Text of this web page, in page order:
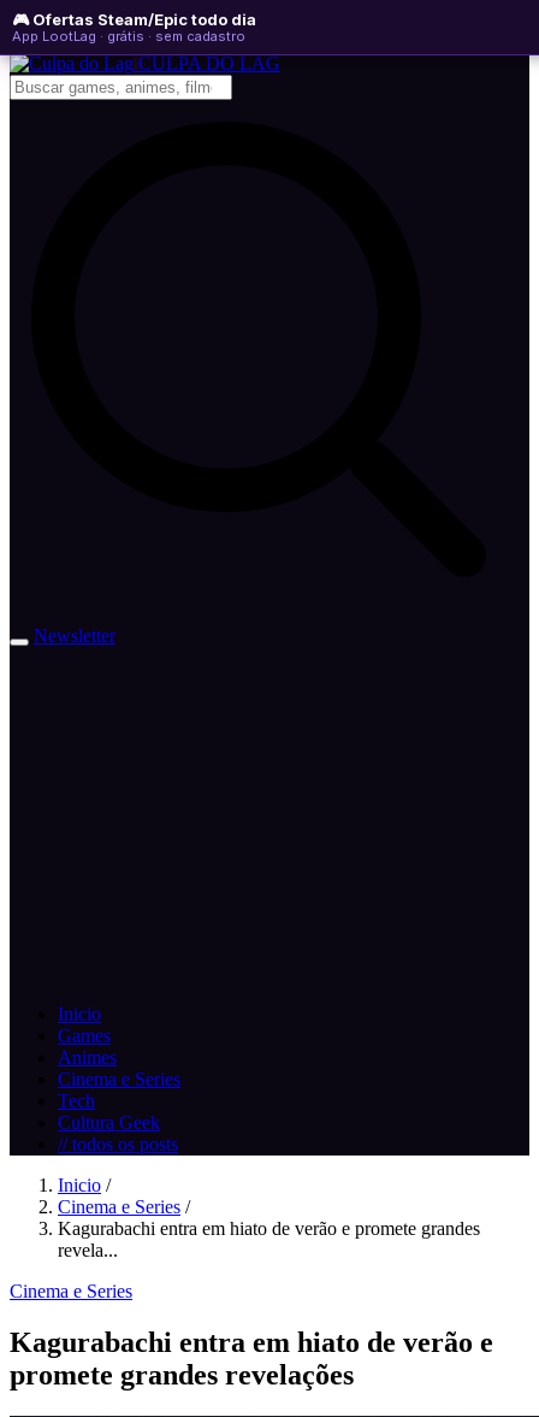
🎮 Ofertas Steam/Epic todo dia
App LootLag · grátis · sem cadastro
quinta-feira, 06 de agosto de 2026
Newsletter
CULPA DO LAG
Newsletter
Inicio
Games
Animes
Cinema e Series
Tech
Cultura Geek
// todos os posts
Inicio /
Cinema e Series /
Kagurabachi entra em hiato de verão e promete grandes
revela...
Cinema e Series
Kagurabachi entra em hiato de verão e
promete grandes revelações